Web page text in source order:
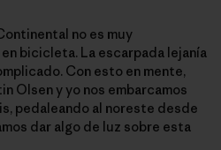
no es muy
bicicleta. La escarpada lejanía
Con esto en mente,
Olsen y yo nos embarcamos
pedaleando al noreste desde
dar algo de luz sobre esta